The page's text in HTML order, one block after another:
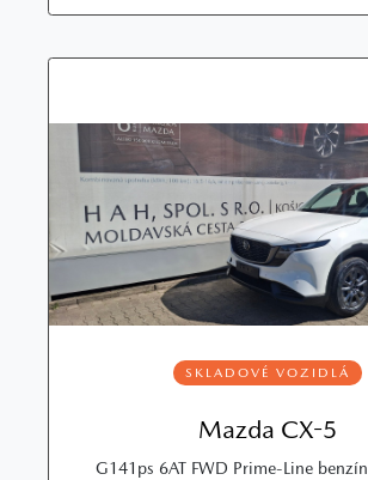
SKLADOVÉ VOZIDLÁ
Mazda CX-5
G141ps 6AT FWD Prime-Line